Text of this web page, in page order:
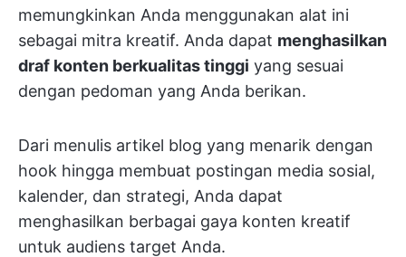
memungkinkan Anda menggunakan alat ini
sebagai mitra kreatif. Anda dapat menghasilkan
draf konten berkualitas tinggi yang sesuai
dengan pedoman yang Anda berikan.
Dari menulis artikel blog yang menarik dengan
hook hingga membuat postingan media sosial,
kalender, dan strategi, Anda dapat
menghasilkan berbagai gaya konten kreatif
untuk audiens target Anda.